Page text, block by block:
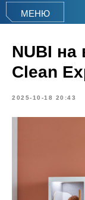
МЕНЮ
NUBI на
Clean
2025-10-18 20:43